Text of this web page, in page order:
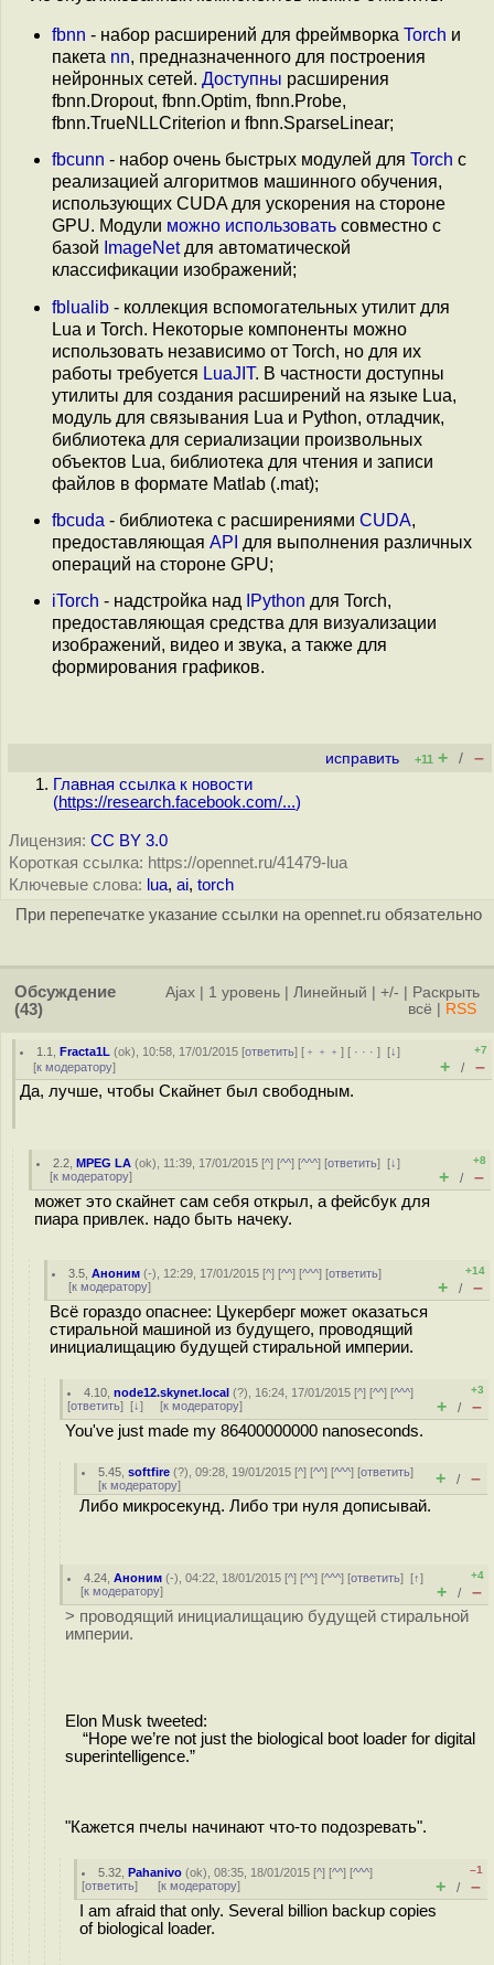
fbnn - набор расширений для фреймворка Torch и
пакета nn, предназначенного для построения
нейронных сетей. Доступны расширения
fbnn.Dropout, fbnn.Optim, fbnn.Probe,
fbnn.TrueNLLCriterion и fbnn.SparseLinear;
fbcunn - набор очень быстрых модулей для Torch с
реализацией алгоритмов машинного обучения,
использующих CUDA для ускорения на стороне
GPU. Модули можно использовать совместно с
базой ImageNetдля автоматической
классификации изображений;
fblualib - коллекция вспомогательных утилит для
Lua и Torch. Некоторые компоненты можно
использовать независимо от Torch, но для их
работы требуется LuaJIT. В частности доступны
утилиты для создания расширений на языке Lua,
модуль для связывания Lua и Python, отладчик,
библиотека для сериализации произвольных
объектов Lua, библиотека для чтения и записи
файлов в формате Matlab (.mat);
fbcuda - библиотека с расширениями CUDA,
предоставляющая API для выполнения различных
операций на стороне GPU;
iTorch - надстройка над IPython для Torch,
предоставляющая средства для визуализации
изображений, видео и звука, а также для
формирования графиков.
исправить +11 + / –
Главная ссылка к новости
(https://research.facebook.com/...)
Лицензия: CC BY 3.0
Короткая ссылка: https://opennet.ru/41479-lua
Ключевые слова: lua, ai, torch
При перепечатке указание ссылки на opennet.ru обязательно
Обсуждение
(43)
Ajax 1 уровень Линейный +/-
Раскрыть
всё
RSS
1.1 ,Fracta1L (ok), 10:58, 17/01/2015 [ответить] [ ﹢﹢﹢] [ · · ·][↓]
[к модератору]
+7
+ / –
Да, лучше, чтобы Скайнет был свободным.
2.2 ,MPEG LA (ok), 11:39, 17/01/2015 [^] [^^] [^^^] [ответить][↓]
[к модератору]
+8
+ / –
может это скайнет сам себя открыл, а фейсбук для
пиара привлек. надо быть начеку.
3.5 ,Аноним (-), 12:29, 17/01/2015 [^] [^^] [^^^] [ответить]
[к модератору]
+14
+ / –
Всё гораздо опаснее: Цукерберг может оказаться
стиральной машиной из будущего, проводящий
инициалищацию будущей стиральной империи.
4.10 ,node12.skynet.local (?), 16:24, 17/01/2015 [^] [^^] [^^^]
[ответить] [↓] [к модератору]
+3
+ / –
You've just made my 86400000000 nanoseconds.
5.45 ,softfire (?), 09:28, 19/01/2015 [^] [^^] [^^^] [ответить]
[к модератору] + / –
Либо микросекунд. Либо три нуля дописывай.
4.24 ,Аноним (-), 04:22, 18/01/2015 [^] [^^] [^^^] [ответить][↑]
[к модератору]
+4
+ / –
> проводящий инициалищацию будущей стиральной
империи.
Elon Musk tweeted:
“Hope we’re not just the biological boot loader for digital
superintelligence.”
"Кажется пчелы начинают что-то подозревать".
5.32 ,Pahanivo (ok), 08:35, 18/01/2015 [^] [^^] [^^^]
[ответить] [к модератору]
–1
+ / –
I am afraid that only. Several billion backup copies
of biological loader.